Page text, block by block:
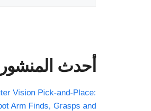
أحدث
Vision Pick-and-Place:
Arm Finds, Grasps and